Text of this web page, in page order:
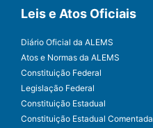
Leis e Atos Oficiais
Diário Oficial da ALEMS
Atos e Normas da ALEMS
Constituição Federal
Legislação Federal
Constituição Estadual
Constituição Estadual Comentada